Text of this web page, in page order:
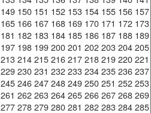
149 150 151 152 153 154 155 156 157
165 166 167 168 169 170 171 172 173
181 182 183 184 185 186 187 188 189
197 198 199 200 201 202 203 204 205
213 214 215 216 217 218 219 220 221
229 230 231 232 233 234 235 236 237
245 246 247 248 249 250 251 252 253
261 262 263 264 265 266 267 268 269
277 278 279 280 281 282 283 284 285